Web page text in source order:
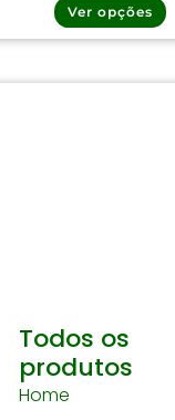
Ver opções
Todos os
produtos
Home